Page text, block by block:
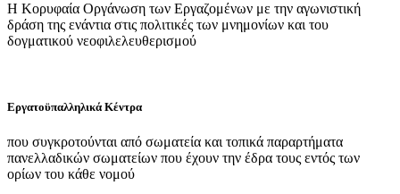
Η Κορυφαία Οργάνωση των Εργαζομένων με την αγωνιστική
δράση της ενάντια στις πολιτικές των μνημονίων και του
δογματικού νεοφιλελευθερισμού
Εργατοϋπαλληλικά Κέντρα
που συγκροτούνται από σωματεία και τοπικά παραρτήματα
πανελλαδικών σωματείων που έχουν την έδρα τους εντός των
ορίων του κάθε νομού